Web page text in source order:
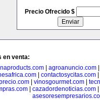
Precio Ofrecido $
en venta:
| agroanuncio.com
| contactosycitas.com|
vinosgourmet.com
cazadordenoticias.com